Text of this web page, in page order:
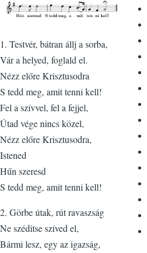
1. Testvér, bátran állj a sorba,
Vár a helyed, foglald el.
Nézz előre Krisztusodra
S tedd meg, amit tenni kell!
Fel a szívvel, fel a fejjel,
Útad vége nincs közel,
Nézz előre Krisztusodra,
Istened
Hűn szeresd
S tedd meg, amit tenni kell!
2. Görbe útak, rút ravaszság
Ne széditse szíved el,
Bármi lesz, egy az igazság,